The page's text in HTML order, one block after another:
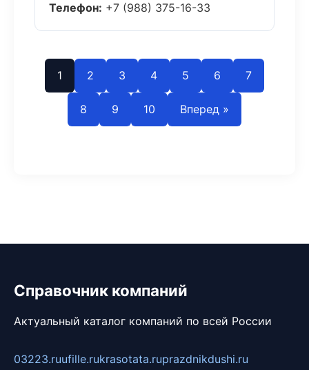
Телефон: +7 (988) 375-16-33
1 2 3 4 5 6 7
8 9 10 Вперед »
Справочник компаний
Актуальный каталог компаний по всей России
03223.ruufille.rukrasotata.ruprazdnikdushi.ru